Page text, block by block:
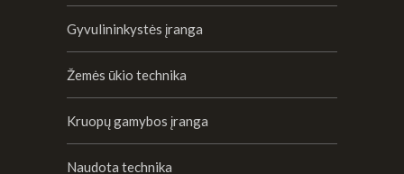
Gyvulininkystės įranga
Žemės ūkio technika
Kruopų gamybos įranga
Naudota technika